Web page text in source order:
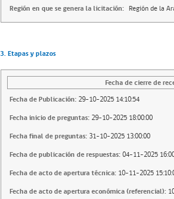
Región en que se genera la licitación: Región de la
3. Etapas y plazos
Fecha de cierre de
Fecha de Publicación: 29-10-2025 14:10:54
Fecha inicio de preguntas: 29-10-2025 18:00:00
Fecha final de preguntas: 31-10-2025 13:00:00
Fecha de publicación de respuestas: 04-11-2025
Fecha de acto de apertura técnica: 10-11-2025
Fecha de acto de apertura económica (referencial):